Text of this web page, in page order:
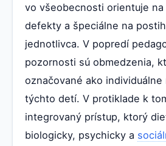
vo všeobecnosti orientuje
defekty a špeciálne na
jednotlivca. V popredí
pozornosti sú obmedzenia,
označované ako
týchto detí. V protiklade k
integrovaný prístup, ktorý
biologicky, psychicky a